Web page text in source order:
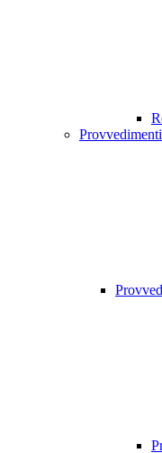
Provvedimenti